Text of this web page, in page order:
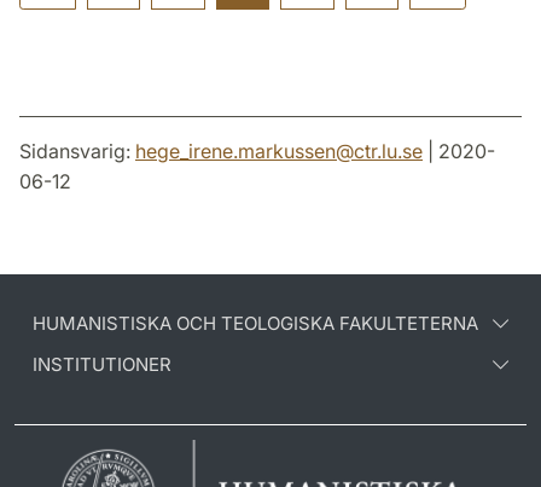
Sidansvarig: hege_irene.markussen@ctr.lu.se | 2020-
06-12
HUMANISTISKA OCH TEOLOGISKA FAKULTETERNA
INSTITUTIONER